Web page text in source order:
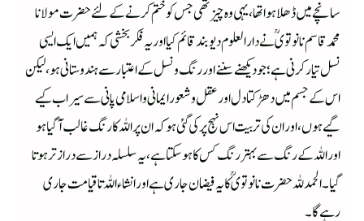
سانچے میں ڈھلا ہوا تھا، یہی وہ چیز تھی جس کو ختم کرنے کے لئے حضرت مولانا
محمد قاسم نانوتوی ؒ نے دار العلوم دیو بند قائم کیا اور یہ فکر بخشی کہ ہمیں ایک ایسی
نسل تیار کر نی ہے؛ جو دیکھنے سننے اور رنگ ونسل کے اعتبار سے ہندوستانی ہو، لیکن
اس کے جسم میں دھڑکتا دل اور عقل وشعور ایمانی واسلامی پانی سے سیراب کیے
گیے ہوں، اور ان کی تربیت اس نہج پر کی گئی ہو کہ ان پر اللہ کا رنگ غالب آگیا ہو
اور اللہ کے رنگ سے بہتر رنگ کس کا ہو سکتا ہے، یہ سلسلہ دراز سے دراز تر ہوتا
گیا۔الحمدللہ حضرت نانوتوی ؒ کا یہ فیضان جاری ہے اور انشاء اللہ تا قیامت جاری
رہے گا۔